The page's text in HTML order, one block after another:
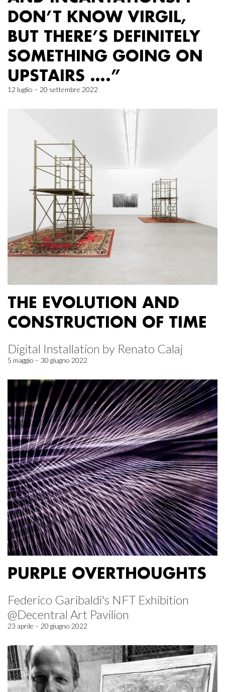
DON’T KNOW VIRGIL,
BUT THERE’S DEFINITELY
SOMETHING GOING ON
UPSTAIRS ….”
12 luglio – 20 settembre 2022
THE EVOLUTION AND
CONSTRUCTION OF TIME
Digital Installation by Renato Calaj
5 maggio – 30 giugno 2022
PURPLE OVERTHOUGHTS
Federico Garibaldi's NFT Exhibition
@Decentral Art Pavilion
23 aprile – 20 giugno 2022